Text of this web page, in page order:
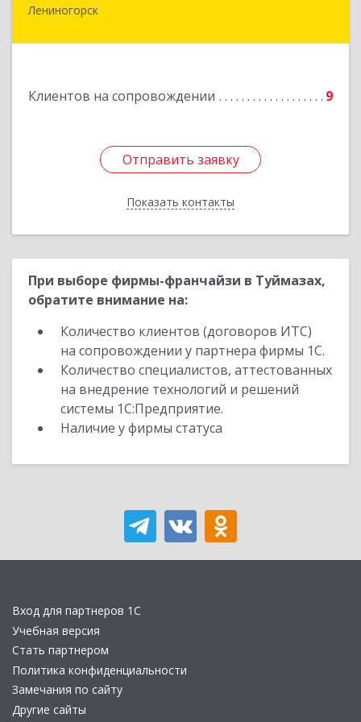
Лениногорск
Клиентов на сопровождении 9
Отправить заявку
Показать контакты
423250, Татарстан Респ, Лениногорск г,
Отправить заявку
Назад
При выборе фирмы-франчайзи в Туймазах,
обратите внимание на:
Количество клиентов (договоров ИТС)
на сопровождении у партнера фирмы 1С.
Количество специалистов, аттестованных
на внедрение технологий и решений
системы 1С:Предприятие.
Наличие у фирмы статуса
Вход для партнеров 1С
Учебная версия
Стать партнером
Политика конфиденциальности
Замечания по сайту
Другие сайты